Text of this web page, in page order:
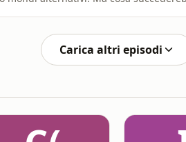
Carica altri episodi